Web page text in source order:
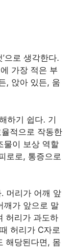
으로 생각한다.
가장 적은 부
, 앉아 있든, 움
하기 쉽다. 기
적으로 작동한
물이 보상 역할
로로, 통증으로
머리가 어깨 앞
깨가 앞으로 말
허리가 과도하
허리가 C자로
해당된다면, 몸